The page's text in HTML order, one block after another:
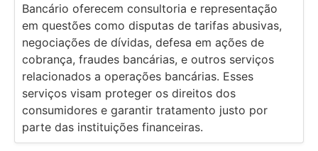
Bancário oferecem consultoria e representação
em questões como disputas de tarifas abusivas,
negociações de dívidas, defesa em ações de
cobrança, fraudes bancárias, e outros serviços
relacionados a operações bancárias. Esses
serviços visam proteger os direitos dos
consumidores e garantir tratamento justo por
parte das instituições financeiras.